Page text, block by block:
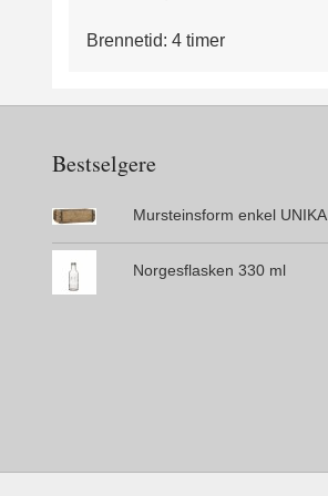
Brennetid: 4 timer
Bestselgere
Mursteinsform enkel UNIKA
Norgesflasken 330 ml